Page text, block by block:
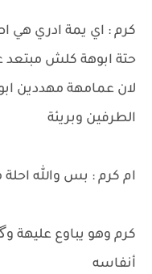
كرم : اي يمة ادري هي
حتة ابوهة كلش
لان عمامهة مهددين
الطرفين وبريئة
ام كرم : بس والله
كرم وهو يباوع عليهة
أنفاسه